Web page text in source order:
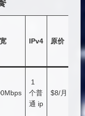
IPv4 原价
链
接
1
个普
通 ip
$8/月
购
买